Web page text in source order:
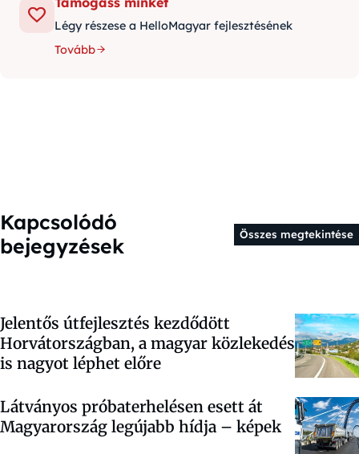
Légy részese a HelloMagyar fejlesztésének
Tovább
Kapcsolódó
bejegyzések
Összes megtekintése
Jelentős útfejlesztés kezdődött
Horvátországban, a magyar közlekedés
is nagyot léphet előre
Látványos próbaterhelésen esett át
Magyarország legújabb hídja – képek